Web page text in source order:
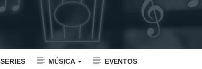
SERIES MÚSICA EVENTOS